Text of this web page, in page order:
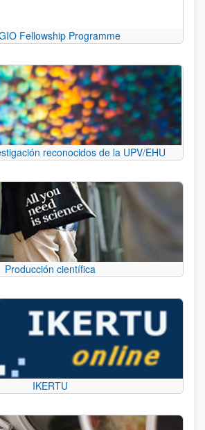
Fellowship Programme
reconocidos de la UPV/EHU
Producción científica
IKERTU